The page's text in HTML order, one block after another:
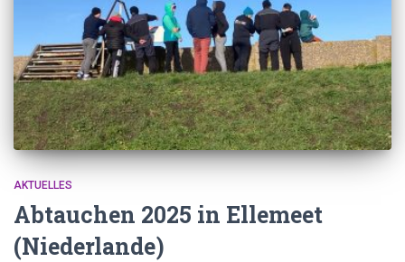
AKTUELLES
Abtauchen 2025 in Ellemeet
(Niederlande)